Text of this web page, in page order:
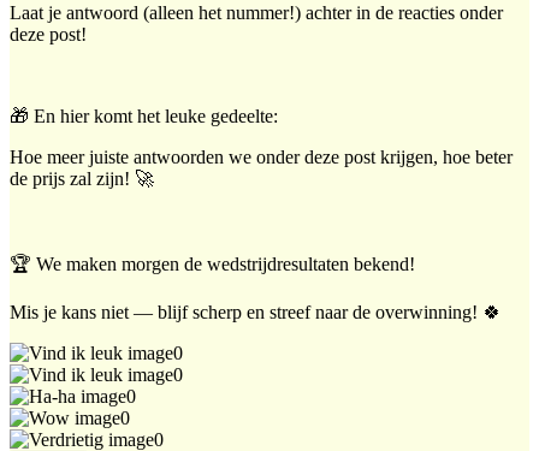
Laat je antwoord (alleen het nummer!) achter in de reacties onder
deze post!
🎁 En hier komt het leuke gedeelte:
Hoe meer juiste antwoorden we onder deze post krijgen, hoe beter
de prijs zal zijn! 🚀
🏆 We maken morgen de wedstrijdresultaten bekend!
Mis je kans niet — blijf scherp en streef naar de overwinning! 🍀
0
0
0
0
0